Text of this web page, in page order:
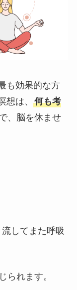
も効果的な方
想は、 何も考
、脳を休ませ
してまた呼吸
られます。